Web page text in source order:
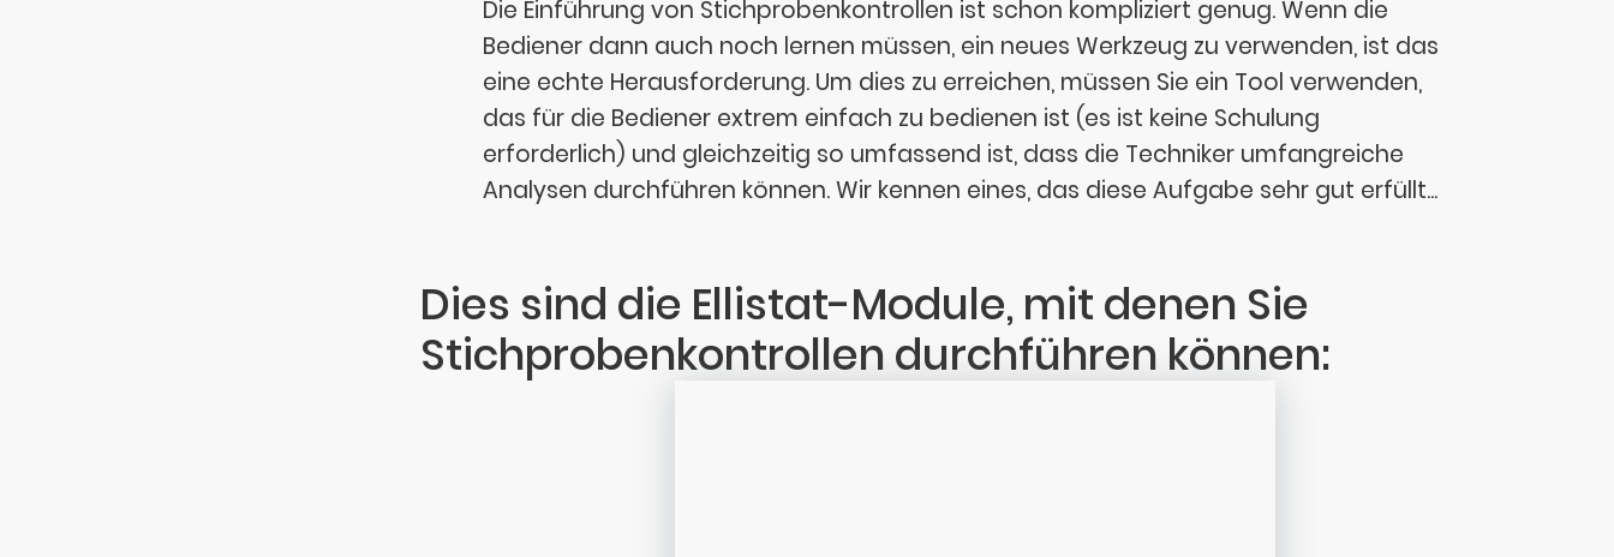
Die Einführung von Stichprobenkontrollen ist schon kompliziert genug. Wenn die
Bediener dann auch noch lernen müssen, ein neues Werkzeug zu verwenden, ist das
eine echte Herausforderung. Um dies zu erreichen, müssen Sie ein Tool verwenden,
das für die Bediener extrem einfach zu bedienen ist (es ist keine Schulung
erforderlich) und gleichzeitig so umfassend ist, dass die Techniker umfangreiche
Analysen durchführen können. Wir kennen eines, das diese Aufgabe sehr gut erfüllt...
Dies sind die Ellistat-Module, mit denen Sie
Stichprobenkontrollen durchführen können: